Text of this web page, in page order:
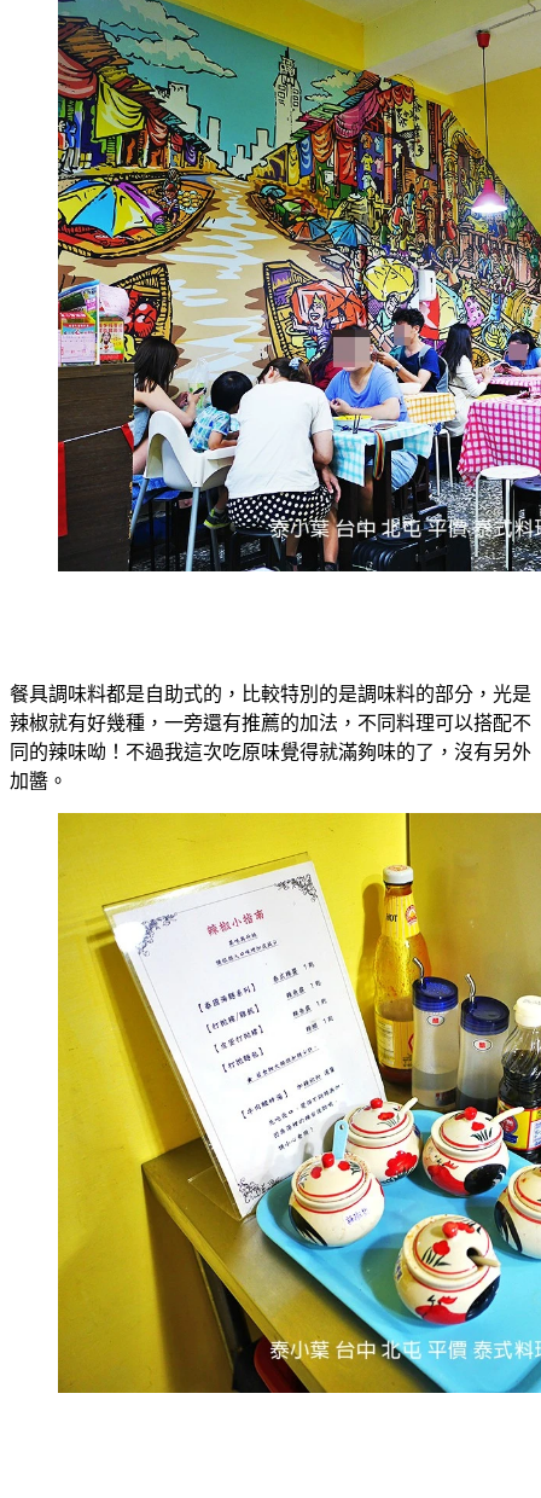
餐具調味料都是自助式的，比較特別的是調味料的部分，光是
辣椒就有好幾種，一旁還有推薦的加法，不同料理可以搭配不
同的辣味呦！不過我這次吃原味覺得就滿夠味的了，沒有另外
加醬。